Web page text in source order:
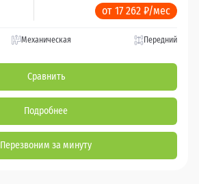
от 17 262 ₽/мес
Механическая Передний
Сравнить
Подробнее
Перезвоним за минуту